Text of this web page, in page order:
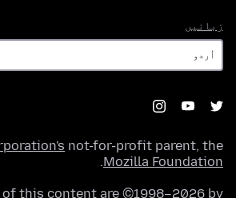
زبانیں
not-for-profit parent, the
Mozilla Foundation
.
this content are ©1998–2026 by